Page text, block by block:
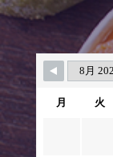
月 火